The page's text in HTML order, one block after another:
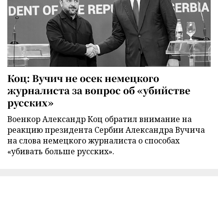
Коц: Вучич не осек немецкого
журналиста за вопрос об «убийстве
русских»
Военкор Александр Коц обратил внимание на
реакцию президента Сербии Александра Вучича
на слова немецкого журналиста о способах
«убивать больше русских».